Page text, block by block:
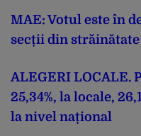
MAE: Votul este în
secții din străinătate
ALEGERI LOCALE.
25,34%, la locale,
la nivel național